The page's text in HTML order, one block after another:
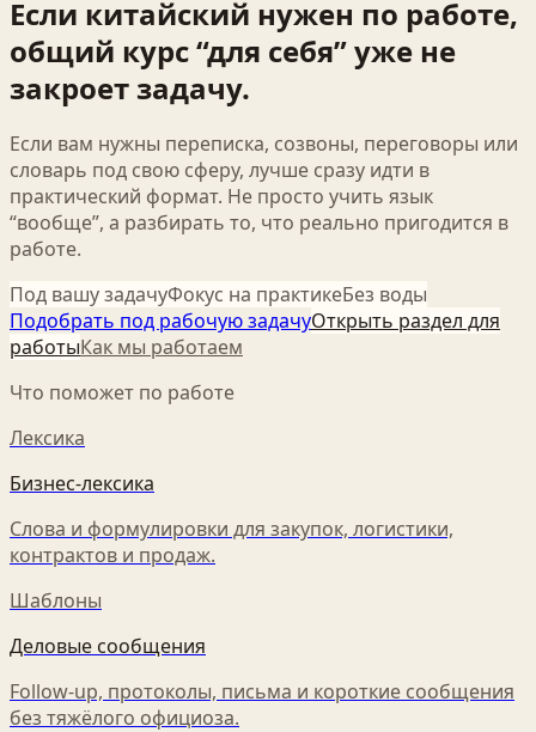
Если китайский нужен по работе,
общий курс “для себя” уже не
закроет задачу.
Если вам нужны переписка, созвоны, переговоры или
словарь под свою сферу, лучше сразу идти в
практический формат. Не просто учить язык
“вообще”, а разбирать то, что реально пригодится в
работе.
Под вашу задачуФокус на практикеБез воды
Подобрать под рабочую задачуОткрыть раздел для
работыКак мы работаем
Что поможет по работе
Лексика
Бизнес-лексика
Слова и формулировки для закупок, логистики,
контрактов и продаж.
Шаблоны
Деловые сообщения
Follow-up, протоколы, письма и короткие сообщения
без тяжёлого официоза.